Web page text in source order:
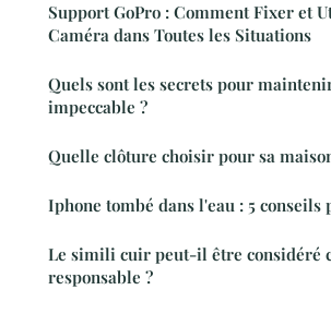
Support GoPro : Comment Fixer et
Caméra dans Toutes les Situations
Quels sont les secrets pour
impeccable ?
Quelle clôture choisir pour sa
Iphone tombé dans l'eau : 5 conseils
Le simili cuir peut-il être considéré
responsable ?